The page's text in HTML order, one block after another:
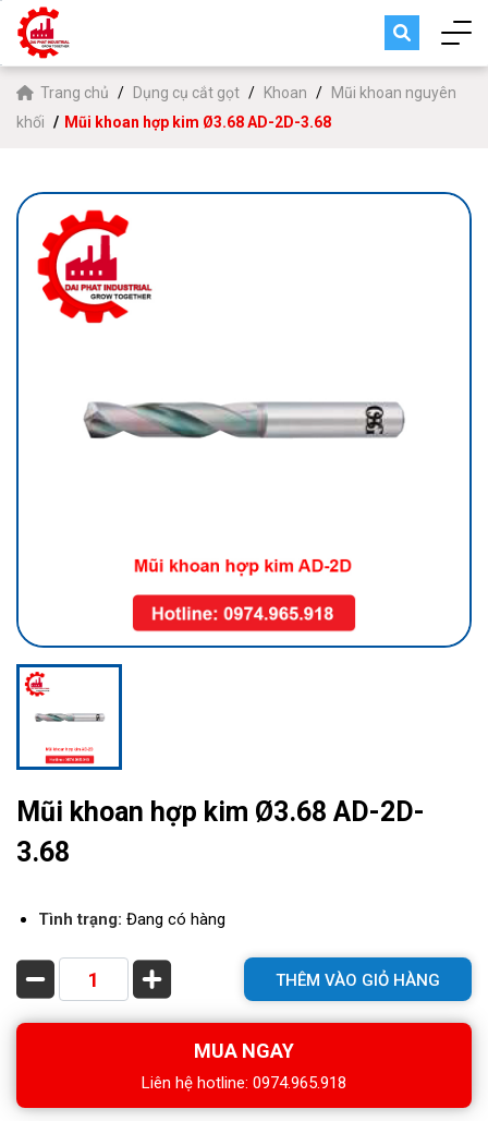
Trang chủ Dụng cụ cắt gọt Khoan
Mũi khoan nguyên
khối
Mũi khoan hợp kim Ø3.68 AD-2D-3.68
Mũi khoan hợp kim Ø3.68 AD-2D-
3.68
Tình trạng: Đang có hàng
THÊM VÀO GIỎ HÀNG
MUA NGAY
Liên hệ hotline: 0974.965.918